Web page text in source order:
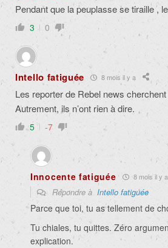
Pendant que la peuplasse se tiraille ,
3 0
Intello fatiguée 8 mois il y a
Les reporter de Rebel news cherchent
Autrement, ils n’ont rien à dire.
5 -7
Innocente fatiguée 8 mois il y a
Répondre à Intello fatiguée
Parce que toi, tu as tellement de
Tu chiales, tu quittes. Zéro
explication.